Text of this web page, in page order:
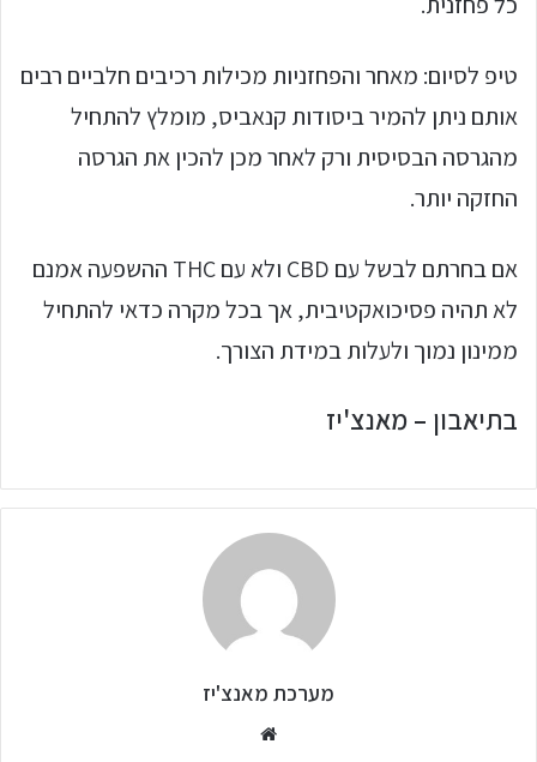
טיפ לסיום: מאחר והפחזניות מכילות רכיבים חלביים רבים
אותם ניתן להמיר ביסודות קנאביס, מומלץ להתחיל
מהגרסה הבסיסית ורק לאחר מכן להכין את הגרסה
החזקה יותר.
אם בחרתם לבשל עם CBD ולא עם THC ההשפעה אמנם
לא תהיה פסיכואקטיבית, אך בכל מקרה כדאי להתחיל
ממינון נמוך ולעלות במידת הצורך.
בתיאבון – מאנצ'יז
מערכת מאנצ'יז